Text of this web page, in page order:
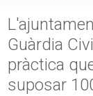
Guàrdia
pràctica
suposar